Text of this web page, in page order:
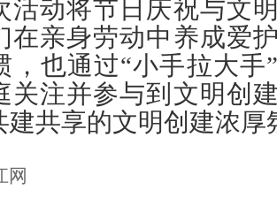
将节日庆祝与文明
在亲身劳动中养成爱
，也通过“小手拉大手
关注并参与到文明创
建共享的文明创建浓厚
网